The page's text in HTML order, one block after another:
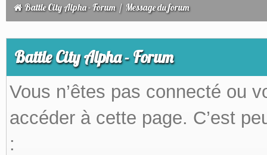
Battle City Alpha - Forum / Message du forum
Battle City Alpha - Forum
Vous n’êtes pas connecté ou
accéder à cette page. C’est
: